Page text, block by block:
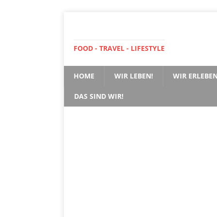
FOOD - TRAVEL - LIFESTYLE
HOME WIR LEBEN! WIR
DAS SIND WIR!